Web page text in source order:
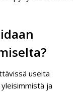
useita
ja